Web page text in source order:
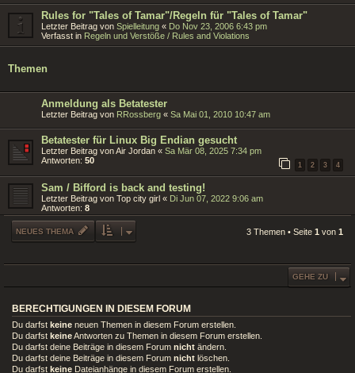
Rules for "Tales of Tamar"/Regeln für "Tales of Tamar"
Letzter Beitrag von Spielleitung « Do Nov 23, 2006 6:43 pm
Verfasst in Regeln und Verstöße / Rules and Violations
Themen
Anmeldung als Betatester
Letzter Beitrag von RRossberg « Sa Mai 01, 2010 10:47 am
Betatester für Linux Big Endian gesucht
Letzter Beitrag vonAir Jordan « Sa Mär 08, 2025 7:34 pm
Antworten: 50
1 2 3 4
Sam / Bifford is back and testing!
Letzter Beitrag von Top city girl « Di Jun 07, 2022 9:06 am
Antworten: 8
NEUES THEMA 3 Themen • Seite 1 von 1
GEHE ZU
BERECHTIGUNGEN IN DIESEM FORUM
Du darfst keine neuen Themen in diesem Forum erstellen.
Du darfst keineAntworten zu Themen in diesem Forum erstellen.
Du darfst deine Beiträge in diesem Forum nicht ändern.
Du darfst deine Beiträge in diesem Forum nicht löschen.
Du darfst keine Dateianhänge in diesem Forum erstellen.